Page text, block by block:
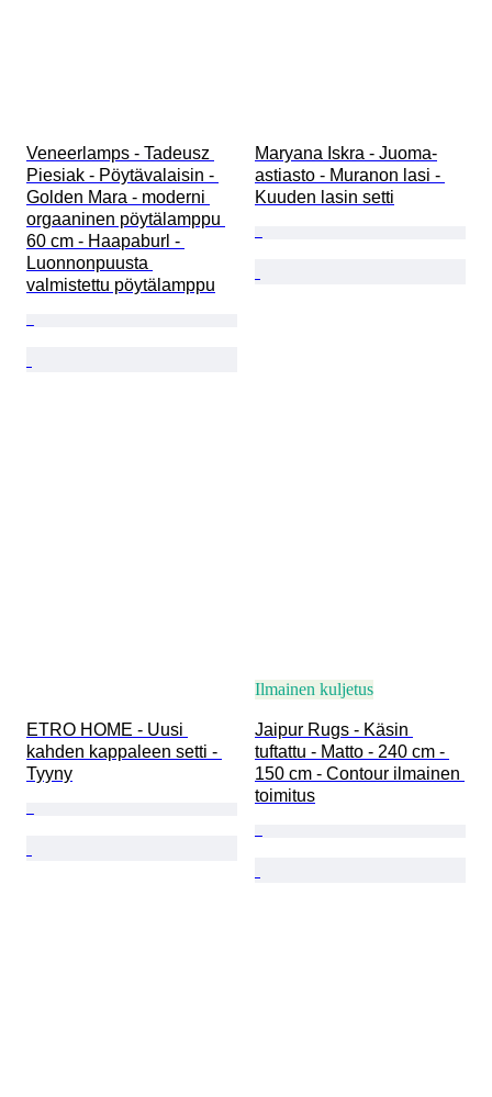
Veneerlamps - Tadeusz
Piesiak - Pöytävalaisin -
Golden Mara - moderni
orgaaninen pöytälamppu
60 cm - Haapaburl -
Luonnonpuusta
valmistettu pöytälamppu
Maryana Iskra - Juoma-
astiasto - Muranon lasi -
Kuuden lasin setti
ETRO HOME - Uusi
kahden kappaleen setti -
Tyyny
Ilmainen kuljetus
Jaipur Rugs - Käsin
tuftattu - Matto - 240 cm -
150 cm - Contour ilmainen
toimitus